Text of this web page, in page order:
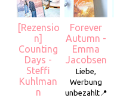
[Rezensio
n]
Counting
Days -
Steffi
Kuhlman
n
Forever
Autumn -
Emma
Jacobsen
Liebe,
Werbung
unbezahlt📍